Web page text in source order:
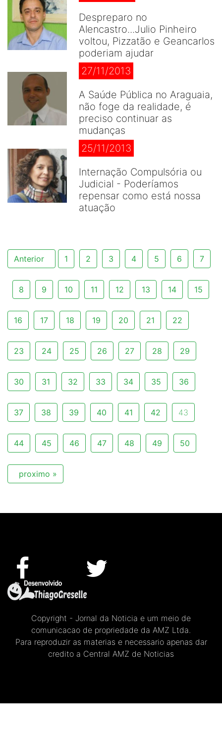
Despreparo no
Alencastro...Julio Pinheiro
voltou, Pizzatão e Geancarlos
poderiam ajudar
27/11/2013
A Saúde Pública no Araguaia,
não foge da realidade, é
preciso continuar as
mudanças
25/11/2013
Internação Compulsória ou
Judicial - Poderíamos
repensar como está nossa
atuação
Anterior 1 2 3 4 5 6 7
8 9 10 11 12 13 14 15
16 17 18 19 20 21 22
23 24 25 26 27 28 29
30 31 32 33 34 35 36
37 38 39 40 41 42 43
44 45 46 47 48 49 50
proximo »
Copyright - Jornal da Noticia e um meio de
comunicacao de propriedade da AMZ Ltda.
Para reproduzir as materias e necessario apenas dar
credito a Central AMZ de Noticias